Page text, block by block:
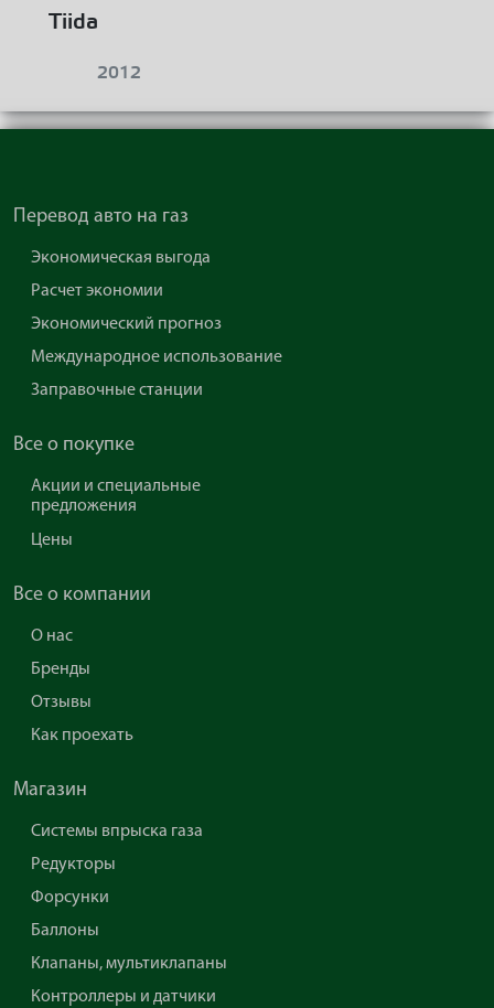
Tiida
2012
Перевод авто на газ
Экономическая выгода
Расчет экономии
Экономический прогноз
Международное использование
Заправочные станции
Все о покупке
Акции и специальные
предложения
Цены
Все о компании
О нас
Бренды
Отзывы
Как проехать
Магазин
Системы впрыска газа
Редукторы
Форсунки
Баллоны
Клапаны, мультиклапаны
Контроллеры и датчики